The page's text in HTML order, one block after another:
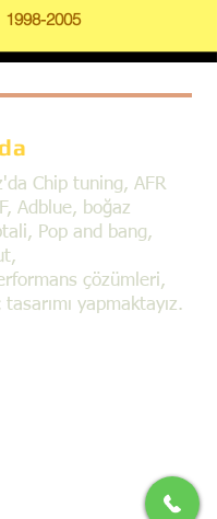
1998-2005
Chip tuning, AFR
Adblue, boğaz
Pop and bang,
çözümleri,
yapmaktayız.